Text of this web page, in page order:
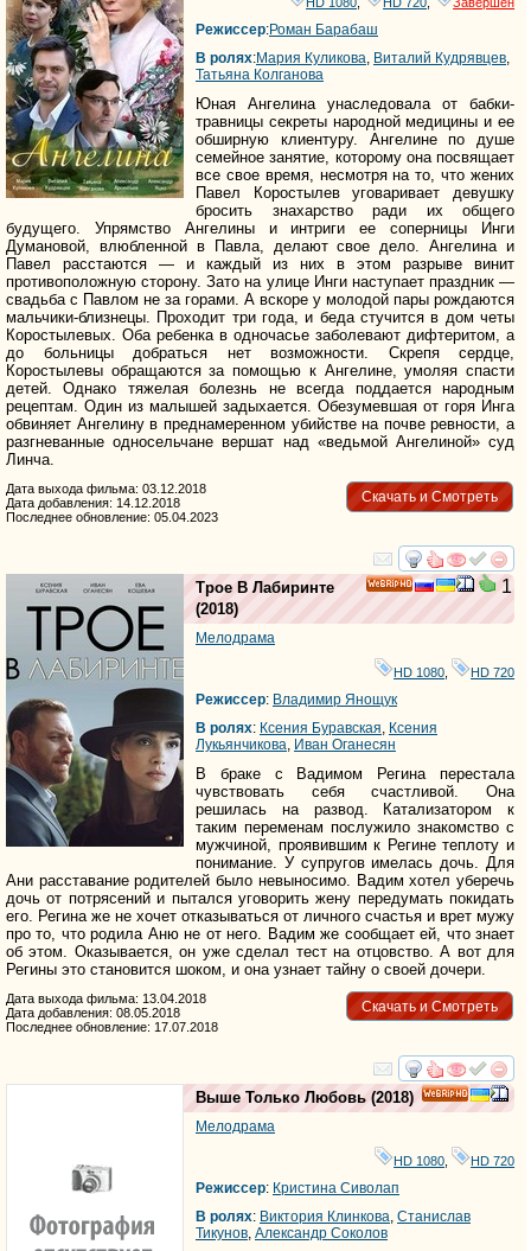
Режиссер:Роман Барабаш
В ролях:Мария Куликова, Виталий Кудрявцев,
Татьяна Колганова
Юная Ангелина унаследовала от бабки-
травницы секреты народной медицины и ее
обширную клиентуру. Ангелине по душе
семейное занятие, которому она посвящает
все свое время, несмотря на то, что жених
Павел Коростылев уговаривает девушку
бросить знахарство ради их общего
будущего. Упрямство Ангелины и интриги ее соперницы Инги
Думановой, влюбленной в Павла, делают свое дело. Ангелина и
Павел расстаются — и каждый из них в этом разрыве винит
противоположную сторону. Зато на улице Инги наступает праздник —
свадьба с Павлом не за горами. А вскоре у молодой пары рождаются
мальчики-близнецы. Проходит три года, и беда стучится в дом четы
Коростылевых. Оба ребенка в одночасье заболевают дифтеритом, а
до больницы добраться нет возможности. Скрепя сердце,
Коростылевы обращаются за помощью к Ангелине, умоляя спасти
детей. Однако тяжелая болезнь не всегда поддается народным
рецептам. Один из малышей задыхается. Обезумевшая от горя Инга
обвиняет Ангелину в преднамеренном убийстве на почве ревности, а
разгневанные односельчане вершат над «ведьмой Ангелиной» суд
Линча.
Скачать и Смотреть
Дата выхода фильма: 03.12.2018
Дата добавления: 14.12.2018
Последнее обновление: 05.04.2023
смотреть
1
Трое В Лабиринте
(2018)
Мелодрама
HD 1080 HD 720
Режиссер: Владимир Янощук
В ролях: Ксения Буравская, Ксения
Лукьянчикова, Иван Оганесян
В браке с Вадимом Регина перестала
чувствовать себя счастливой. Она
решилась на развод. Катализатором к
таким переменам послужило знакомство с
мужчиной, проявившим к Регине теплоту и
понимание. У супругов имелась дочь. Для
Ани расставание родителей было невыносимо. Вадим хотел уберечь
дочь от потрясений и пытался уговорить жену передумать покидать
его. Регина же не хочет отказываться от личного счастья и врет мужу
про то, что родила Аню не от него. Вадим же сообщает ей, что знает
об этом. Оказывается, он уже сделал тест на отцовство. А вот для
Регины это становится шоком, и она узнает тайну о своей дочери.
Скачать и Смотреть
Дата выхода фильма: 13.04.2018
Дата добавления: 08.05.2018
Последнее обновление: 17.07.2018
смотреть
HD
Выше Только Любовь (2018)
Мелодрама
HD 1080 HD 720
Режиссер: Кристина Сиволап
В ролях: Виктория Клинкова Станислав
Тикунов Александр Соколов